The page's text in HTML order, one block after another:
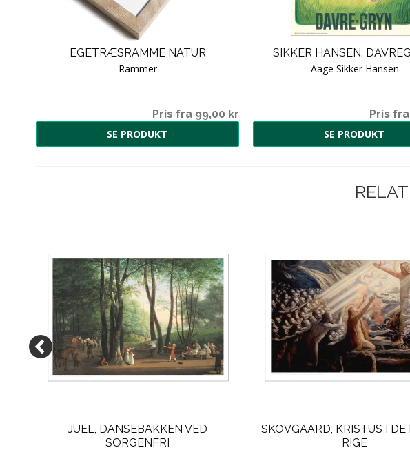
EGETRÆSRAMME NATUR
Rammer
Pris fra 99,00 kr
SE PRODUKT
SIKKER HANSEN.
Aage Sikker Hansen
Pris
SE PRODUKT
JUEL, DANSEBAKKEN VED
SORGENFRI
SKOVGAARD, KRISTUS I
RIGE